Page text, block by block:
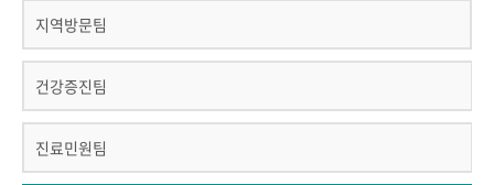
지역방문팀
건강증진팀
진료민원팀